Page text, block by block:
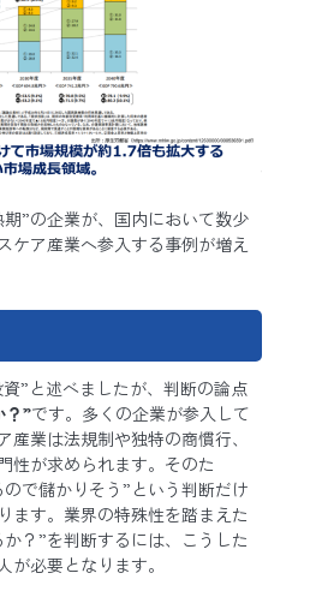
”の企業が、国内において数少
ケア産業へ参入する事例が増え
”と述べましたが、判断の論点
？”です。多くの企業が参入して
業は法規制や独特の商慣行、
性が求められます。そのた
で儲かりそう”という判断だけ
ます。業界の特殊性を踏まえた
？”を判断するには、こうした
必要となります。